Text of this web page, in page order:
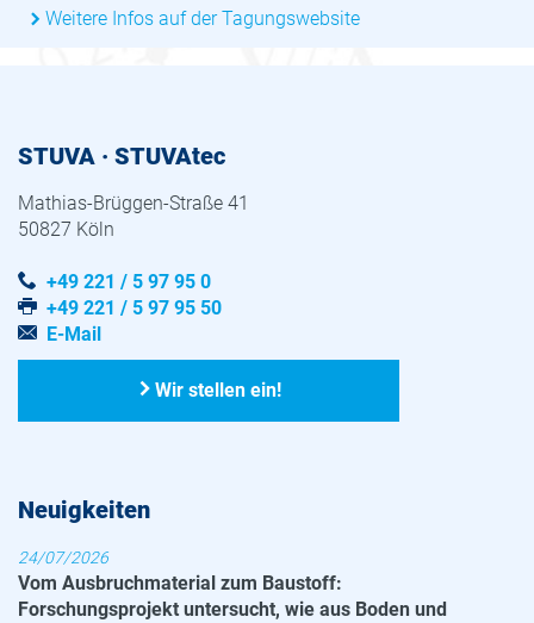
Weitere Infos auf der Tagungswebsite
STUVA · STUVAtec
Mathias-Brüggen-Straße 41
50827 Köln
+49 221 / 5 97 95 0
+49 221 / 5 97 95 50
E-Mail
Wir stellen ein!
Neuigkeiten
24/07/2026
Vom Ausbruchmaterial zum Baustoff:
Forschungsprojekt untersucht, wie aus Boden und